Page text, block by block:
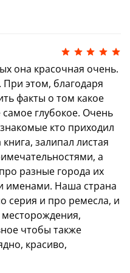
фактов»
кем хочу».Книги этой
с многообразием
она красочная очень.
этом, благодаря
факты о том какое
глубокое. Очень
кто приходил
залипал листая
а
разные города их
именами. Наша страна
серия и про ремесла, и
чтобы также
красиво,